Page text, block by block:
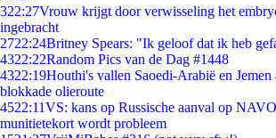
322:27Vrouw krijgt door verwisseling het
ingebracht
2722:24Britney Spears: "Ik geloof dat ik heb
4322:22Random Pics van de Dag #1448
4322:19Houthi's vallen Saoedi-Arabië en Jemen
blokkade olieroute
4522:11VS: kans op Russische aanval op
munitietekort wordt probleem